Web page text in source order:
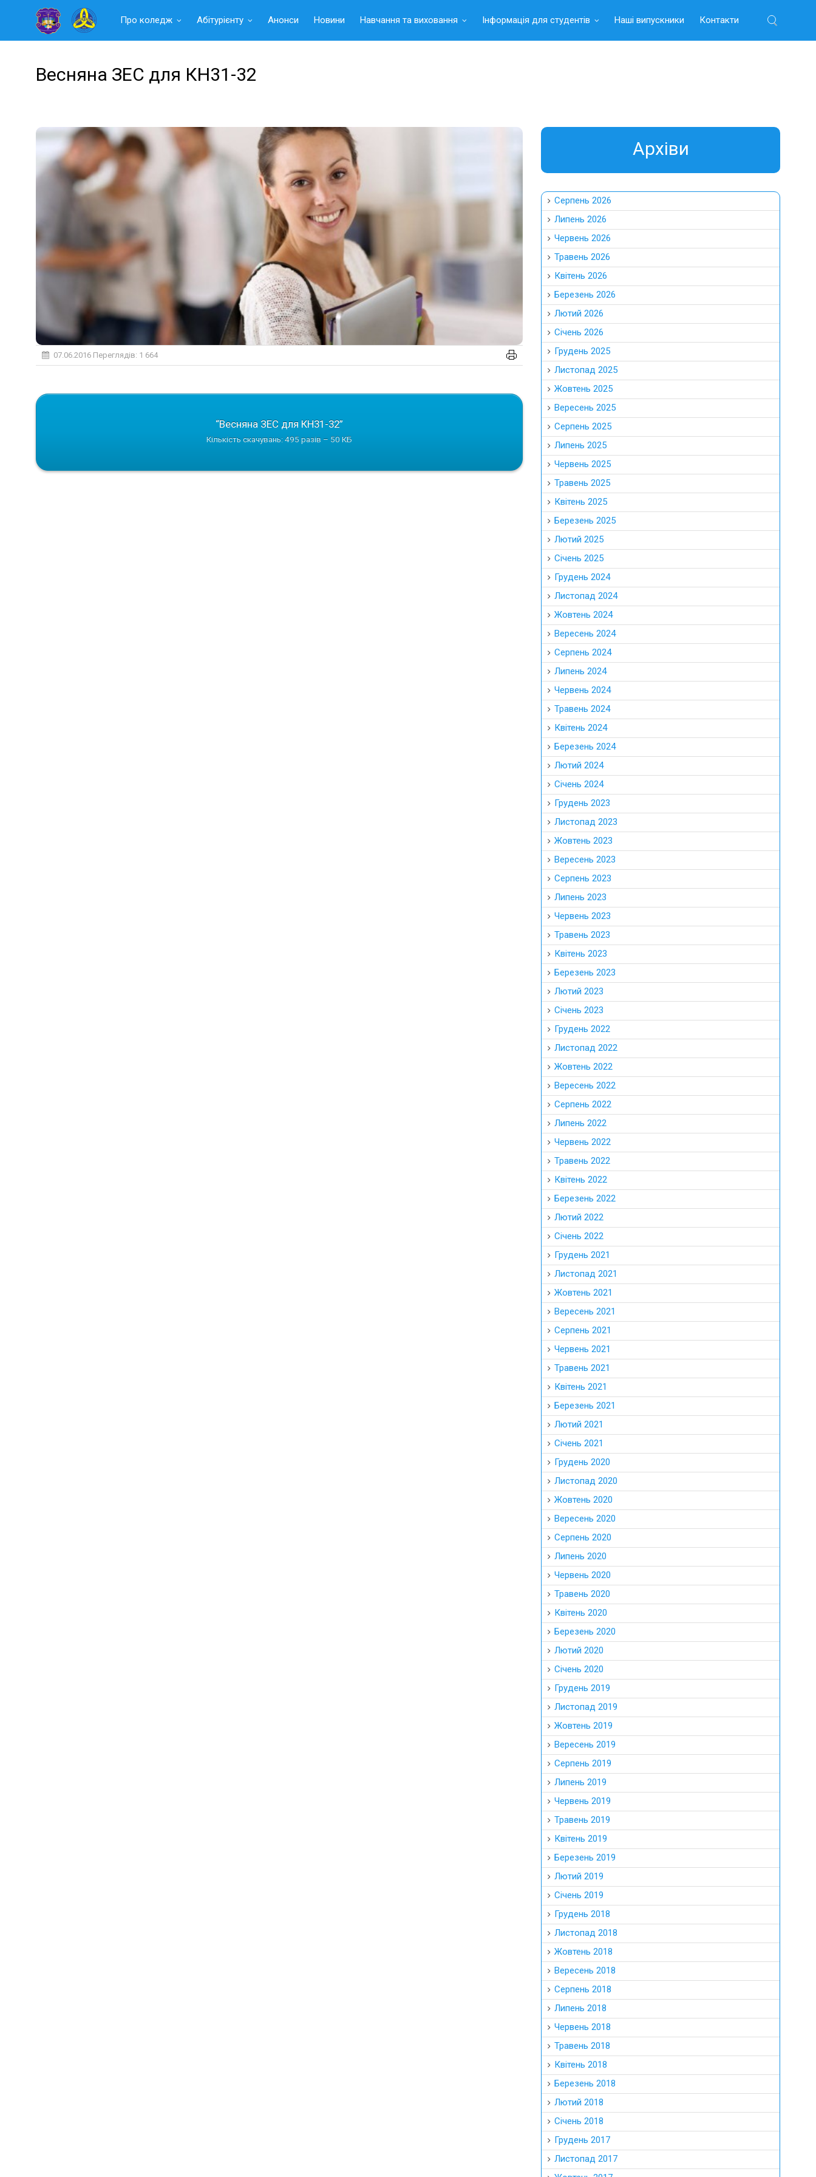
Читать
Про коледж Абітурієнту Анонси Новини Навчання та виховання Інформація для студентів Наші випускники Контакти
Весняна ЗЕС для КН31-32
07.06.2016 Переглядів: 1 664
“Весняна ЗЕС для КН31-32”
Кількість скачувань: 495 разів – 50 КБ
Aрхіви
Серпень 2026
Липень 2026
Червень 2026
Травень 2026
Квітень 2026
Березень 2026
Лютий 2026
Січень 2026
Грудень 2025
Листопад 2025
Жовтень 2025
Вересень 2025
Серпень 2025
Липень 2025
Червень 2025
Травень 2025
Квітень 2025
Березень 2025
Лютий 2025
Січень 2025
Грудень 2024
Листопад 2024
Жовтень 2024
Вересень 2024
Серпень 2024
Липень 2024
Червень 2024
Травень 2024
Квітень 2024
Березень 2024
Лютий 2024
Січень 2024
Грудень 2023
Листопад 2023
Жовтень 2023
Вересень 2023
Серпень 2023
Липень 2023
Червень 2023
Травень 2023
Квітень 2023
Березень 2023
Лютий 2023
Січень 2023
Грудень 2022
Листопад 2022
Жовтень 2022
Вересень 2022
Серпень 2022
Липень 2022
Червень 2022
Травень 2022
Квітень 2022
Березень 2022
Лютий 2022
Січень 2022
Грудень 2021
Листопад 2021
Жовтень 2021
Вересень 2021
Серпень 2021
Червень 2021
Травень 2021
Квітень 2021
Березень 2021
Лютий 2021
Січень 2021
Грудень 2020
Листопад 2020
Жовтень 2020
Вересень 2020
Серпень 2020
Липень 2020
Червень 2020
Травень 2020
Квітень 2020
Березень 2020
Лютий 2020
Січень 2020
Грудень 2019
Листопад 2019
Жовтень 2019
Вересень 2019
Серпень 2019
Липень 2019
Червень 2019
Травень 2019
Квітень 2019
Березень 2019
Лютий 2019
Січень 2019
Грудень 2018
Листопад 2018
Жовтень 2018
Вересень 2018
Серпень 2018
Липень 2018
Червень 2018
Травень 2018
Квітень 2018
Березень 2018
Лютий 2018
Січень 2018
Грудень 2017
Листопад 2017